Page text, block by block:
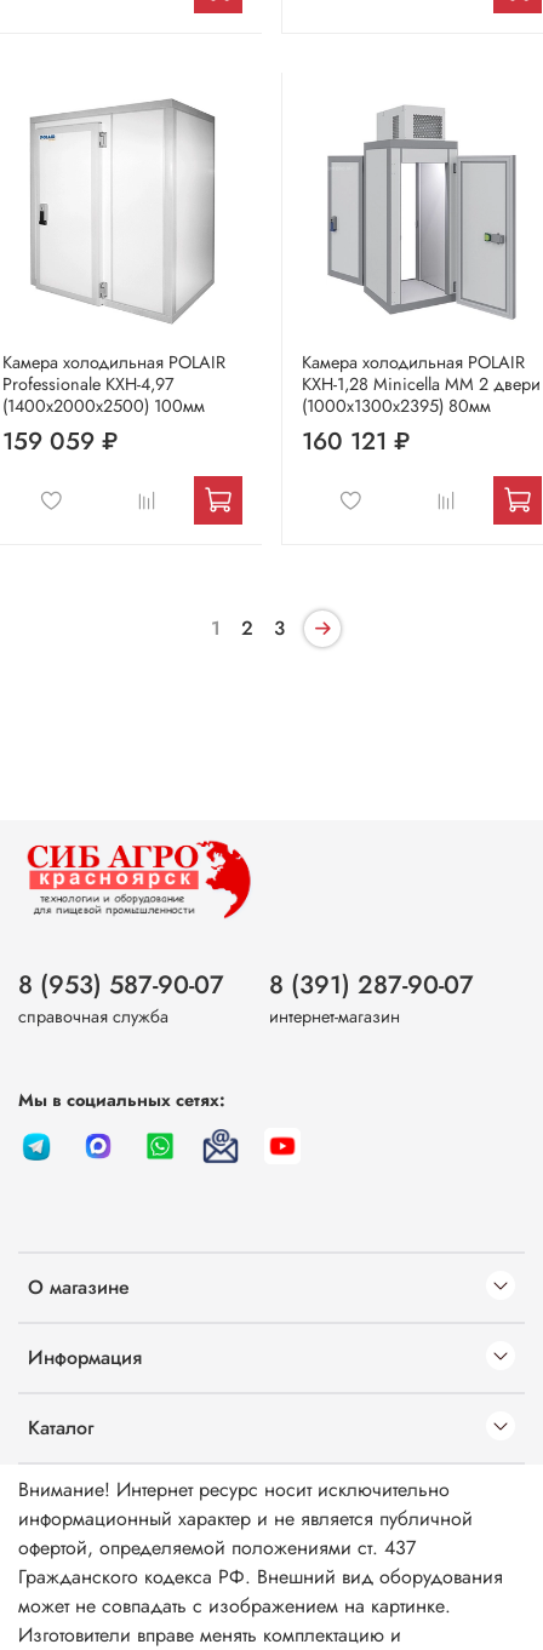
Камера холодильная POLAIR
Professionale КХН-4,97
(1400х2000х2500) 100мм
159 059 ₽
Камера холодильная POLAIR
КХН-1,28 Мinicellа ММ 2 двери
(1000х1300х2395) 80мм
160 121 ₽
1 2 3
О магазине
Информация
Каталог
8 (953) 587-90-07
справочная служба
8 (391) 287-90-07
интернет-магазин
Мы в социальных сетях:
Внимание! Интернет ресурс носит исключительно
информационный характер и не является публичной
офертой, определяемой положениями ст. 437
Гражданского кодекса РФ. Внешний вид оборудования
может не совпадать с изображением на картинке.
Изготовители вправе менять комплектацию и